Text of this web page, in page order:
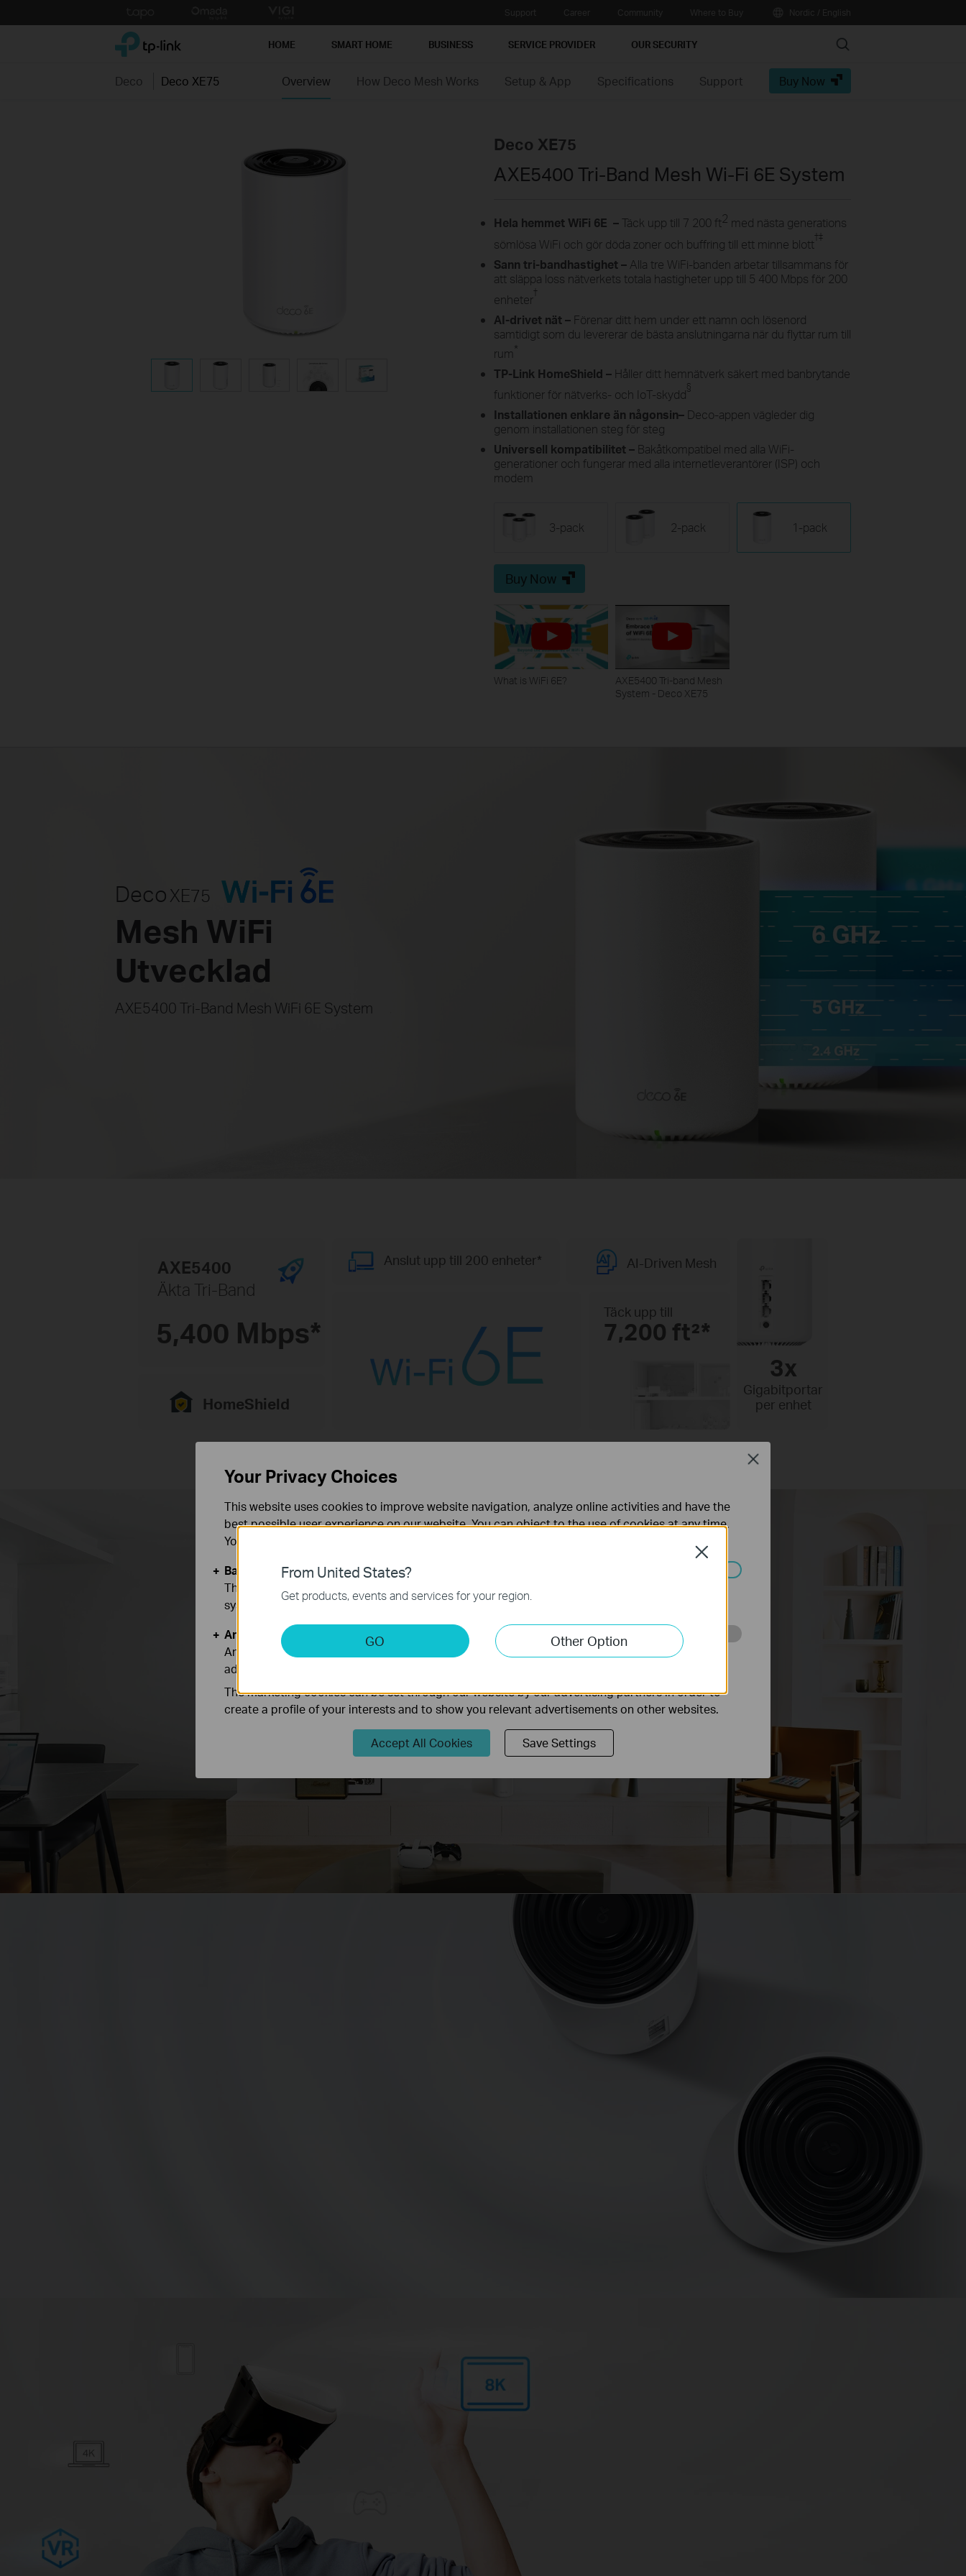
to
TP-Link, Reliably Smart HOME SMART HOME BUSINESS SERVICE PROVIDER OUR SECURITY Search
Deco Deco XE75 Overview How Deco Mesh Works Setup & App Specifications Support Buy Now
Deco XE75
AXE5400 Tri-Band Mesh Wi-Fi 6E System
Hela hemmet WiFi 6E –Täck upp till 7 200 ft2 med nästa generations
sömlösa WiFi och gör döda zoner och buffring till ett minne blott
†‡
Sann tri-bandhastighet – Alla tre WiFi-banden arbetar tillsammans för
att släppa loss nätverkets totala hastigheter upp till 5 400 Mbps för 200
enheter
†
AI-drivet nät – Förenar ditt hem under ett namn och lösenord
samtidigt som du levererar de bästa anslutningarna när du flyttar rum till
rum*
TP-Link HomeShield – Håller ditt hemnätverk säkert med banbrytande
funktioner för nätverks- och IoT-skydd
§
Installationen enklare än någonsin– Deco-appen vägleder dig
genom installationen steg för steg
Universell kompatibilitet – Bakåtkompatibel med alla WiFi-
generationer och fungerar med alla internetleverantörer (ISP) och
modem
3-pack 2-pack 1-pack
Buy Now
What is WiFi 6E?
AXE5400 Tri-band Mesh
System - Deco XE75
DecoXE75
Mesh WiFi
Utvecklad
AXE5400 Tri-Band Mesh WiFi 6E System
AXE5400
Äkta Tri-Band
5,400 Mbps*
Anslut upp till 200 enheter* AI-Driven Mesh
HomeShield
Täck upp till
7,200 ft²*
3x
Gigabitportar
per enhet
From United States?
Get products, events and services for your region.
GO Other Option
Close
Your Privacy Choices
This website uses cookies to improve website navigation, analyze online activities and have the
best possible user experience on our website. You can object to the use of cookies at any time.
You can find more information in our
Basic Cookies
These cookies are necessary for the website to function and cannot be deactivated in your
systems.
Analysis and Marketing Cookies
Analysis cookies enable us to analyze your activities on our website in order to improve and
adapt the functionality of our website.
The marketing cookies can be set through our website by our advertising partners in order to
create a profile of your interests and to show you relevant advertisements on other websites.
Accept All Cookies Save Settings
Close